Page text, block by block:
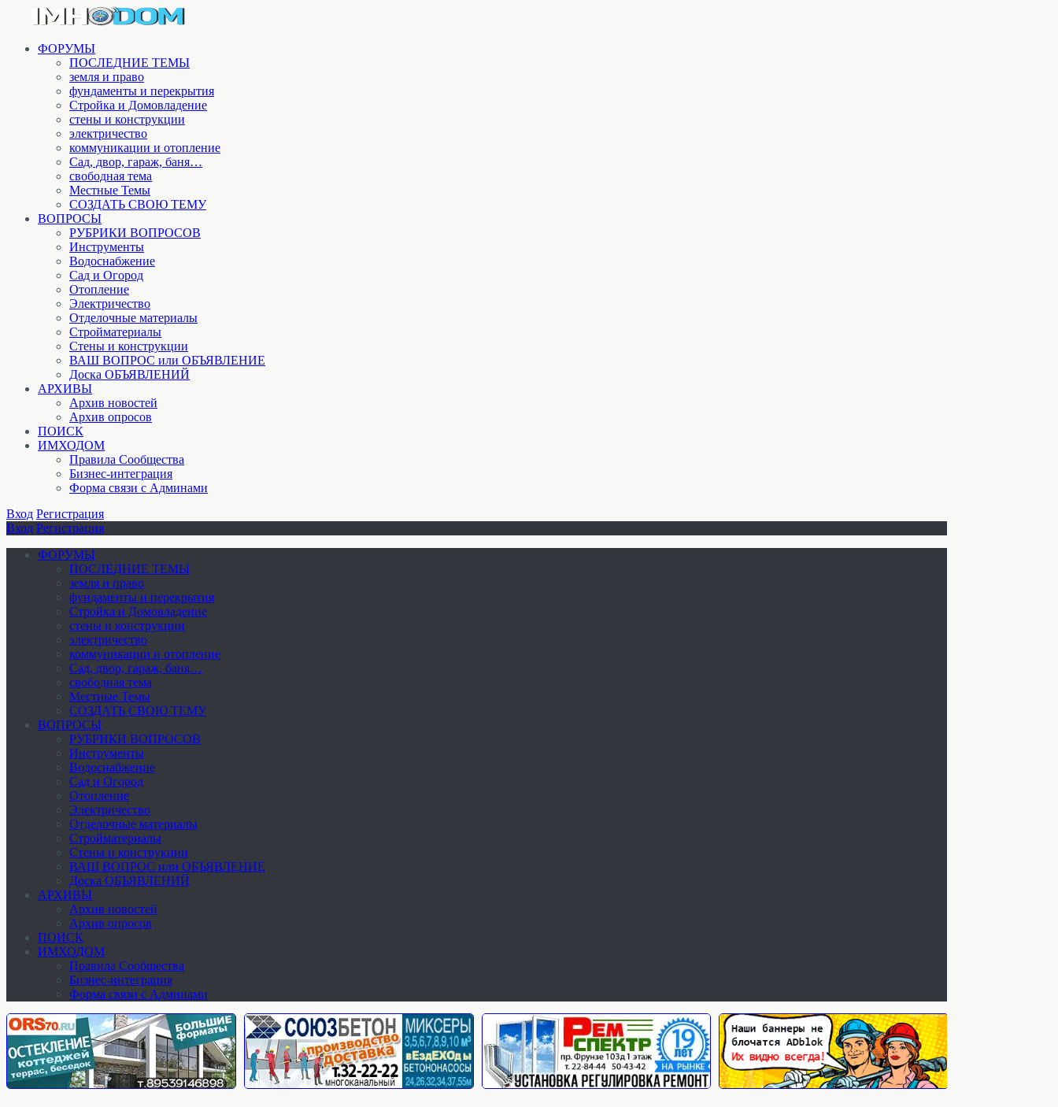
ФОРУМЫ
ПОСЛЕДНИЕ ТЕМЫ
земля и право
фундаменты и перекрытия
Стройка и Домовладение
стены и конструкции
электричество
коммуникации и отопление
Cад, двор, гараж, баня…
свободная тема
Местные Темы
СОЗДАТЬ СВОЮ ТЕМУ
ВОПРОСЫ
РУБРИКИ ВОПРОСОВ
Инструменты
Водоснабжение
Сад и Огород
Отопление
Электричество
Отделочные материалы
Стройматериалы
Стены и конструкции
ВАШ ВОПРОС или ОБЪЯВЛЕНИЕ
Доска ОБЪЯВЛЕНИЙ
АРХИВЫ
Архив новостей
Архив опросов
ПОИСК
ИМХОДОМ
Правила Сообщества
Бизнес-интеграция
Форма связи с Админами
Вход Регистрация
Вход Регистрация
ФОРУМЫ
ПОСЛЕДНИЕ ТЕМЫ
земля и право
фундаменты и перекрытия
Стройка и Домовладение
стены и конструкции
электричество
коммуникации и отопление
Cад, двор, гараж, баня…
свободная тема
Местные Темы
СОЗДАТЬ СВОЮ ТЕМУ
ВОПРОСЫ
РУБРИКИ ВОПРОСОВ
Инструменты
Водоснабжение
Сад и Огород
Отопление
Электричество
Отделочные материалы
Стройматериалы
Стены и конструкции
ВАШ ВОПРОС или ОБЪЯВЛЕНИЕ
Доска ОБЪЯВЛЕНИЙ
АРХИВЫ
Архив новостей
Архив опросов
ПОИСК
ИМХОДОМ
Правила Сообщества
Бизнес-интеграция
Форма связи с Админами